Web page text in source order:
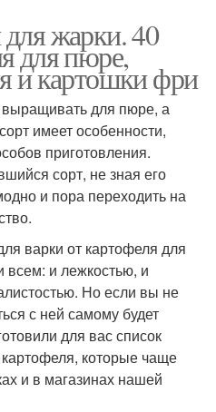
жарки. 40
для пюре,
и картошки фри
выращивать для пюре, а
имеет особенности,
приготовления.
сорт, не зная его
и пора переходить на
варки от картофеля для
всем: и лежкостью, и
Но если вы не
с ней самому будет
для вас список
которые чаще
и в магазинах нашей